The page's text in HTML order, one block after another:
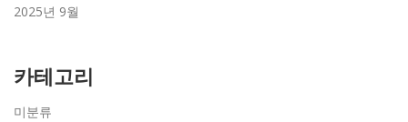
2025년 9월
카테고리
미분류